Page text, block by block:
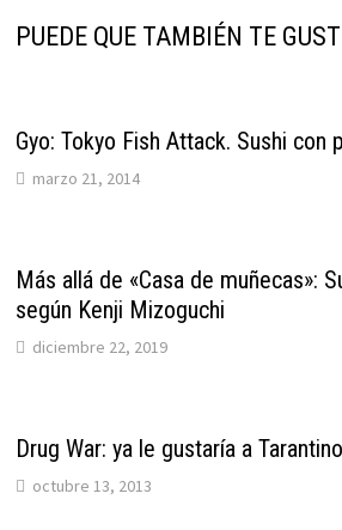
PUEDE QUE TAMBIÉN TE
Gyo: Tokyo Fish Attack. Sushi con
marzo 21, 2014
Más allá de «Casa de muñecas»:
según Kenji Mizoguchi
diciembre 22, 2019
Drug War: ya le gustaría a Tarantino
octubre 13, 2013